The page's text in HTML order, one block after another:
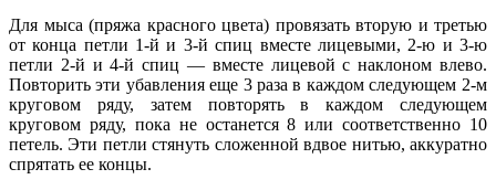
Для мыса (пряжа красного цвета) провязать вторую и третью
от конца петли 1-й и 3-й спиц вместе лицевыми, 2-ю и 3-ю
петли 2-й и 4-й спиц — вместе лицевой с наклоном влево.
Повторить эти убавления еще 3 раза в каждом следующем 2-м
круговом ряду, затем повторять в каждом следующем
круговом ряду, пока не останется 8 или соответственно 10
петель. Эти петли стянуть сложенной вдвое нитью, аккуратно
спрятать ее концы.